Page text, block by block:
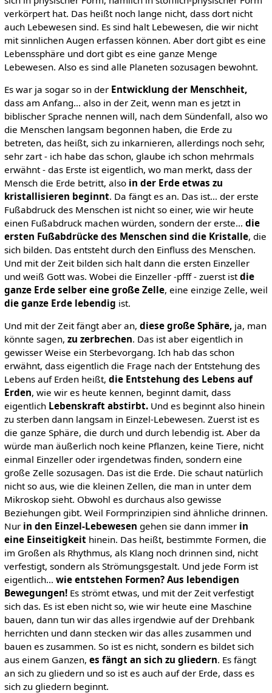
verkörpert hat. Das heißt noch lange nicht, dass dort nicht
auch Lebewesen sind. Es sind halt Lebewesen, die wir nicht
mit sinnlichen Augen erfassen können. Aber dort gibt es eine
Lebenssphäre und dort gibt es eine ganze Menge
Lebewesen. Also es sind alle Planeten sozusagen bewohnt.
Es war ja sogar so in der Entwicklung der Menschheit,
dass am Anfang… also in der Zeit, wenn man es jetzt in
biblischer Sprache nennen will, nach dem Sündenfall, also wo
die Menschen langsam begonnen haben, die Erde zu
betreten, das heißt, sich zu inkarnieren, allerdings noch sehr,
sehr zart - ich habe das schon, glaube ich schon mehrmals
erwähnt - das Erste ist eigentlich, wo man merkt, dass der
Mensch die Erde betritt, also in der Erde etwas zu
kristallisieren beginnt. Da fängt es an. Das ist… der erste
Fußabdruck des Menschen ist nicht so einer, wie wir heute
einen Fußabdruck machen würden, sondern der erste… die
ersten Fußabdrücke des Menschen sind die Kristalle, die
sich bilden. Das entsteht durch den Einfluss des Menschen.
Und mit der Zeit bilden sich halt dann die ersten Einzeller
und weiß Gott was. Wobei die Einzeller -pfff - zuerst istdie
ganze Erde selber eine große Zelle, eine einzige Zelle, weil
die ganze Erde lebendig ist.
Und mit der Zeit fängt aber an, diese große Sphäre,ja, man
könnte sagen, zu zerbrechen. Das ist aber eigentlich in
gewisser Weise ein Sterbevorgang. Ich hab das schon
erwähnt, dass eigentlich die Frage nach der Entstehung des
Lebens auf Erden heißt, die Entstehung des Lebens auf
Erden, wie wir es heute kennen, beginnt damit, dass
eigentlich Lebenskraft abstirbt.Und es beginnt also hinein
zu sterben dann langsam in Einzel-Lebewesen. Zuerst ist es
die ganze Sphäre, die durch und durch lebendig ist. Aber da
würde man äußerlich noch keine Pflanzen, keine Tiere, nicht
einmal Einzeller oder irgendetwas finden, sondern eine
große Zelle sozusagen. Das ist die Erde. Die schaut natürlich
nicht so aus, wie die kleinen Zellen, die man in unter dem
Mikroskop sieht. Obwohl es durchaus also gewisse
Beziehungen gibt. Weil Formprinzipien sind ähnliche drinnen.
Nur in den Einzel-Lebewesen gehen sie dann immer in
eine Einseitigkeithinein. Das heißt, bestimmte Formen, die
im Großen als Rhythmus, als Klang noch drinnen sind, nicht
verfestigt, sondern als Strömungsgestalt. Und jede Form ist
eigentlich… wie entstehen Formen? Aus lebendigen
Bewegungen!Es strömt etwas, und mit der Zeit verfestigt
sich das. Es ist eben nicht so, wie wir heute eine Maschine
bauen, dann tun wir das alles irgendwie auf der Drehbank
herrichten und dann stecken wir das alles zusammen und
bauen es zusammen. So ist es nicht, sondern es bildet sich
aus einem Ganzen, es fängt an sich zu gliedern. Es fängt
an sich zu gliedern und so ist es auch auf der Erde, dass es
sich zu gliedern beginnt.